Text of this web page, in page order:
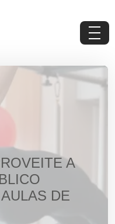
Materiais Gratuitos
Solicite um Orçamento
A
DE